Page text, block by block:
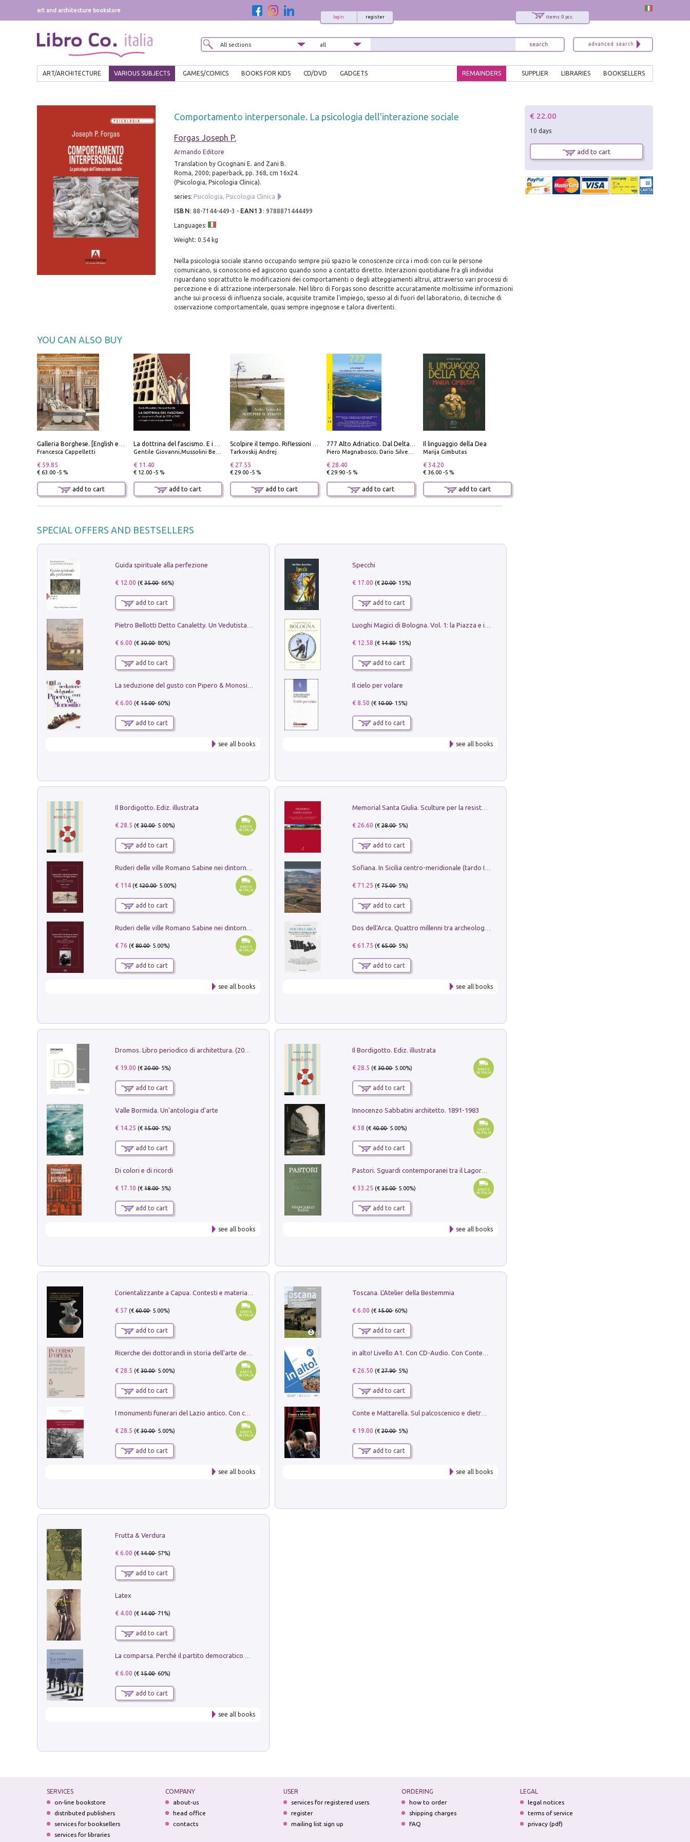
art and architecture bookstore
items: 0 pcs.
register
login
ART/ARCHITECTURE VARIOUS SUBJECTS GAMES/COMICS BOOKS FOR KIDS CD/DVD GADGETS BOOKSELLERS
LIBRARIES
SUPPLIER
REMAINDERS
Comportamento interpersonale. La psicologia dell'interazione sociale
Forgas Joseph P.
Armando Editore
Translation by Cicognani E. and Zani B.
Roma, 2000; paperback, pp. 368, cm 16x24.
(Psicologia, Psicologia Clinica).
series: Psicologia, Psicologia Clinica
ISBN : 88-7144-449-3 - EAN13 : 9788871444499
Languages:
Weight: 0.54 kg
Nella psicologia sociale stanno occupando sempre più spazio le conoscenze circa i modi con cui le persone
comunicano, si conoscono ed agiscono quando sono a contatto diretto. Interazioni quotidiane fra gli individui
riguardano soprattutto le modificazioni dei comportamenti o degli atteggiamenti altrui, attraverso vari processi di
percezione e di attrazione interpersonale. Nel libro di Forgas sono descritte accuratamente moltissime informazioni
anche sui processi di influenza sociale, acquisite tramite l'impiego, spesso al di fuori del laboratorio, di tecniche di
osservazione comportamentale, quasi sempre ingegnose e talora divertenti.
YOU CAN ALSO BUY
Francesca Cappelletti
€ 59.85
€ 63.00 -5 %
add to cart
Gentile Giovanni;Mussolini Benito
€ 11.40
€ 12.00 -5 %
add to cart
Tarkovskij Andrej
€ 27.55
€ 29.00 -5 %
add to cart
Piero Magnabosco; Dario Silvestro; Marco Sbrizzi
€ 28.40
€ 29.90 -5 %
add to cart
Il linguaggio della Dea
Marija Gimbutas
€ 34.20
€ 36.00 -5 %
add to cart
SPECIAL OFFERS AND BESTSELLERS
Guida spirituale alla perfezione
€ 12.00 (€35.00- 66%)
add to cart
€ 6.00 (€30.00- 80%)
add to cart
€ 6.00 (€15.00- 60%)
add to cart
see all books
Specchi
€ 17.00 (€20.00- 15%)
add to cart
€ 12.58 (€14.80- 15%)
add to cart
Il cielo per volare
€ 8.50 (€10.00- 15%)
add to cart
see all books
Il Bordigotto. Ediz. illustrata
€ 28.5 (€30.00- 5.00%)
add to cart
€ 114(€120.00- 5.00%)
add to cart
€ 76 (€80.00- 5.00%)
add to cart
see all books
€ 26.60 (€28.00- 5%)
add to cart
€ 71.25 (€75.00- 5%)
add to cart
€ 61.75 (€65.00- 5%)
add to cart
see all books
Dromos. Libro periodico di architettura. (2026). Vol. 15: Post-model
€ 19.00 (€20.00- 5%)
add to cart
Valle Bormida. Un'antologia d'arte
€ 14.25 (€15.00- 5%)
add to cart
Di colori e di ricordi
€ 17.10 (€18.00- 5%)
add to cart
see all books
Il Bordigotto. Ediz. illustrata
€ 28.5 (€30.00- 5.00%)
add to cart
Innocenzo Sabbatini architetto. 1891-1983
€ 38 (€40.00- 5.00%)
add to cart
€ 33.25 (€35.00- 5.00%)
add to cart
see all books
€ 57 (€60.00- 5.00%)
add to cart
€ 28.5 (€30.00- 5.00%)
add to cart
I monumenti funerari del Lazio antico. Con cartella con tavole
€ 28.5 (€30.00- 5.00%)
add to cart
see all books
Toscana. L'Atelier della Bestemmia
€ 6.00 (€15.00- 60%)
add to cart
€ 26.50 (€27.90- 5%)
add to cart
€ 19.00 (€20.00- 5%)
add to cart
see all books
Frutta & Verdura
€ 6.00 (€14.00- 57%)
add to cart
Latex
€ 4.00 (€14.00- 71%)
add to cart
€ 6.00 (€15.00- 60%)
add to cart
see all books
€ 22.00
10 days
add to cart
SERVICES
on-line bookstore
distributed publishers
services for booksellers
services for libraries
COMPANY
about-us
head office
contacts
USER
services for registered users
register
mailing list sign up
ORDERING
how to order
shipping charges
FAQ
LEGAL
legal notices
terms of service
privacy (pdf)
x
Interessato ai nostri libri?
Sarai informato delle nostre novità, potrai
comunque cancellarti quando desideri.
modulo di iscrizione